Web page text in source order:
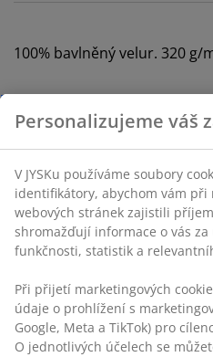
100% bavlněný velur. 320 g/
Skladová položka: 2346401
Specifikace
Hodnocení
(4)
V JYSKu používáme soubory
identifikátory, abychom vám při
webových stránek zajistili
shromažďují informace o vás za
Při přijetí marketingových
údaje o prohlížení s
Google, Meta a TikTok) pro